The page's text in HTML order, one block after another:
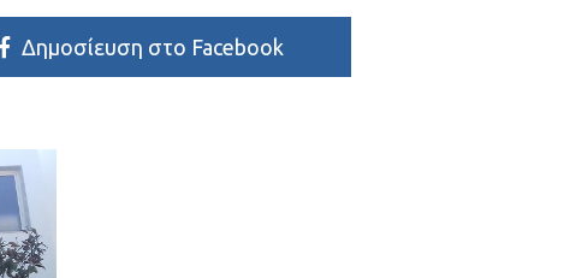
Δημοσίευση στο Facebook